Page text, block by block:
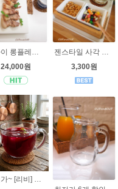
메카이 롱플레이트 [오븐용도자기] hp6390 긴직사각접시, 평접시
24,000원
젠스타일 사각 찬기 2P 세트 , 3P 세트 [오븐용 도자기] + 대나무받침 , 사각접시, 사각그릇, 반찬기, 작은 네모 찬기
3,300원
최저가~ [리비] 카페 고메 빅머그 503ml 5228 투박함 속의 세련미!!! 씨리얼볼 죽그릇 라면기